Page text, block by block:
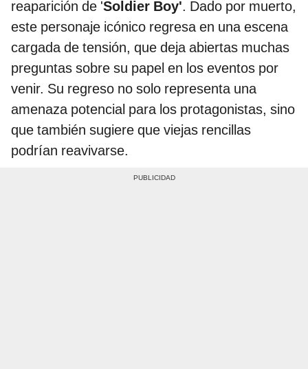
reaparición de 'Soldier Boy'. Dado por muerto,
este personaje icónico regresa en una escena
cargada de tensión, que deja abiertas muchas
preguntas sobre su papel en los eventos por
venir. Su regreso no solo representa una
amenaza potencial para los protagonistas, sino
que también sugiere que viejas rencillas
podrían reavivarse.